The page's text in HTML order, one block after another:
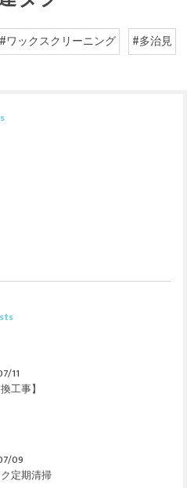
#ワックスクリーニング #多治見
11
工事】
09
定期清掃